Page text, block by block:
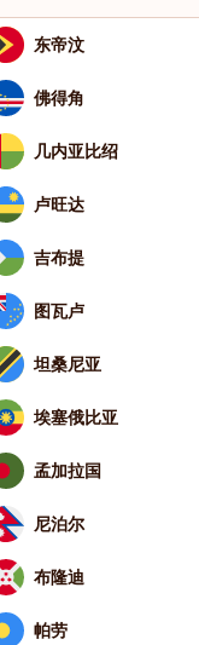
东帝汶
佛得角
几内亚比绍
卢旺达
吉布提
图瓦卢
坦桑尼亚
埃塞俄比亚
孟加拉国
尼泊尔
布隆迪
帕劳